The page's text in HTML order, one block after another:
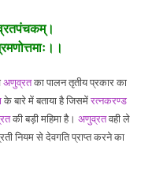
अणुव्रतका पालन तृतीय प्रकार का
के बारे में बताया है जिसमेंरत्नकरण्ड
की बड़ी महिमा है। अणुव्रतवही ले
नियम से देवगति प्राप्त करने का